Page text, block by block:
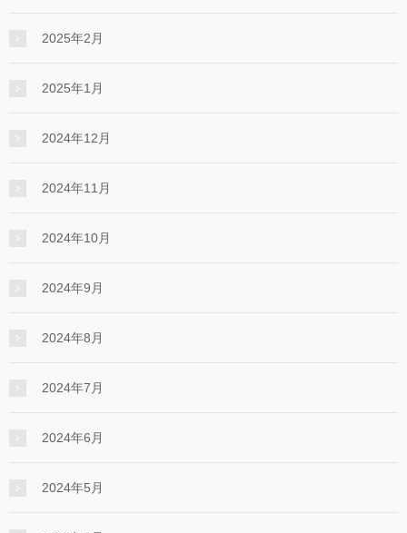
2025年2月
2025年1月
2024年12月
2024年11月
2024年10月
2024年9月
2024年8月
2024年7月
2024年6月
2024年5月